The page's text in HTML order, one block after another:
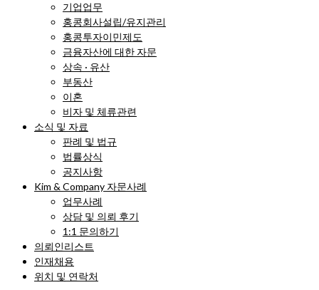
기업업무
홍콩회사설립/유지관리
홍콩투자이민제도
금융자산에 대한 자문
상속 · 유산
부동산
이혼
비자 및 체류관련
소식 및 자료
판례 및 법규
법률상식
공지사항
Kim & Company 자문사례
업무사례
상담 및 의뢰 후기
1:1 문의하기
의뢰인리스트
인재채용
위치 및 연락처